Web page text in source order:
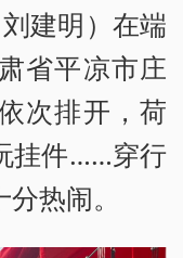
建明）在端
省平凉市庄
次排开，荷
挂件……穿行
热闹。